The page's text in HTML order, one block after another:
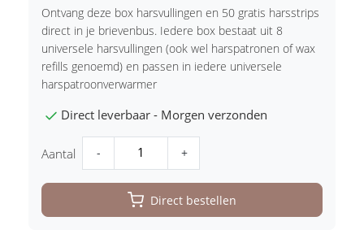
Ontvang deze box harsvullingen en 50 gratis harsstrips
direct in je brievenbus. Iedere box bestaat uit 8
universele harsvullingen (ook wel harspatronen of wax
refills genoemd) en passen in iedere universele
harspatroonverwarmer
Direct leverbaar - Morgen verzonden
Aantal - +
Direct bestellen